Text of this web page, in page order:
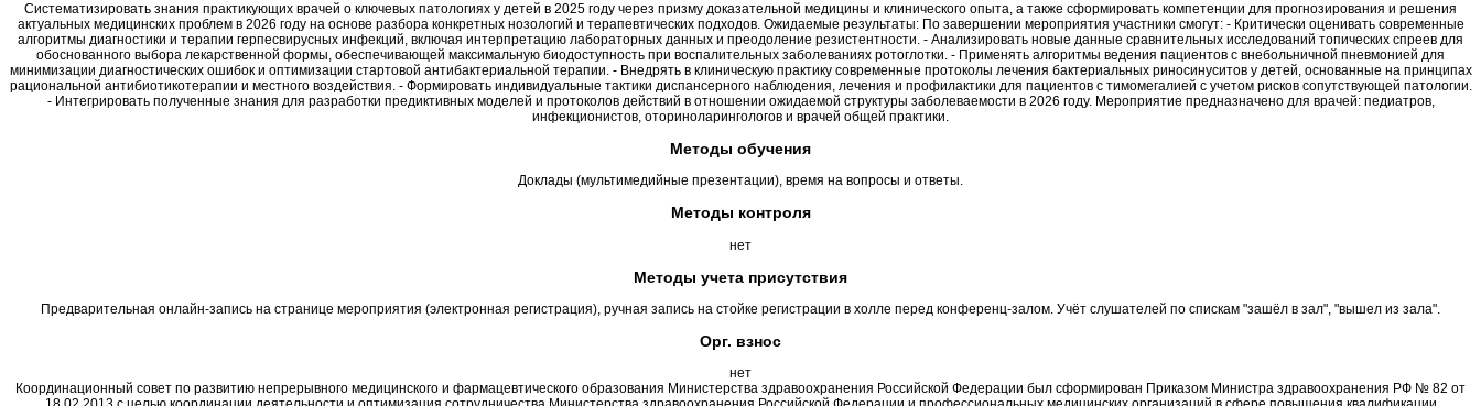
Систематизировать знания практикующих врачей о ключевых патологиях у детей в 2025 году через призму доказательной медицины и клинического опыта, а также сформировать компетенции для прогнозирования и решения
актуальных медицинских проблем в 2026 году на основе разбора конкретных нозологий и терапевтических подходов. Ожидаемые результаты: По завершении мероприятия участники смогут: - Критически оценивать современные
алгоритмы диагностики и терапии герпесвирусных инфекций, включая интерпретацию лабораторных данных и преодоление резистентности. - Анализировать новые данные сравнительных исследований топических спреев для
обоснованного выбора лекарственной формы, обеспечивающей максимальную биодоступность при воспалительных заболеваниях ротоглотки. - Применять алгоритмы ведения пациентов с внебольничной пневмонией для
минимизации диагностических ошибок и оптимизации стартовой антибактериальной терапии. - Внедрять в клиническую практику современные протоколы лечения бактериальных риносинуситов у детей, основанные на принципах
рациональной антибиотикотерапии и местного воздействия. - Формировать индивидуальные тактики диспансерного наблюдения, лечения и профилактики для пациентов с тимомегалией с учетом рисков сопутствующей патологии.
- Интегрировать полученные знания для разработки предиктивных моделей и протоколов действий в отношении ожидаемой структуры заболеваемости в 2026 году. Мероприятие предназначено для врачей: педиатров,
инфекционистов, оториноларингологов и врачей общей практики.
Методы обучения
Доклады (мультимедийные презентации), время на вопросы и ответы.
Методы контроля
нет
Методы учета присутствия
Предварительная онлайн-запись на странице мероприятия (электронная регистрация), ручная запись на стойке регистрации в холле перед конференц-залом. Учёт слушателей по спискам "зашёл в зал", "вышел из зала".
Орг. взнос
нет
Координационный совет по развитию непрерывного медицинского и фармацевтического образования Министерства здравоохранения Российской Федерации был сформирован Приказом Министра здравоохранения РФ № 82 от